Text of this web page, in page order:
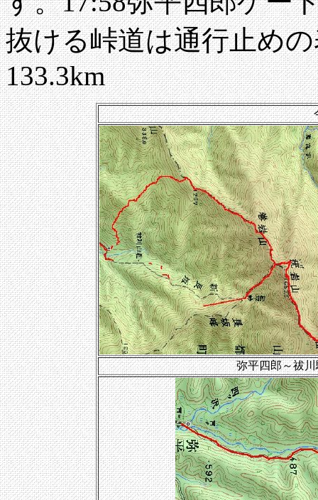
抜ける峠道は通行止め
133.3km
弥平四郎～祓